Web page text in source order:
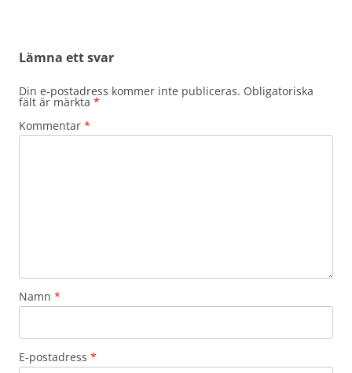
Lämna ett svar
Din e-postadress kommer inte publiceras. Obligatoriska
fält är märkta *
Kommentar *
Namn *
E-postadress *